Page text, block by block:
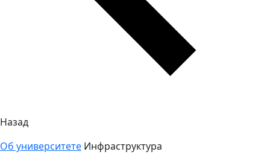
Назад
Об университете Инфраструктура